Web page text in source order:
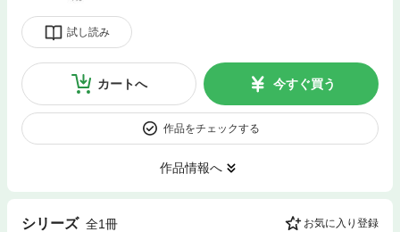
試し読み
カートへ 今すぐ買う
作品をチェックする
作品情報へ
シリーズ 全1冊 お気に入り登録